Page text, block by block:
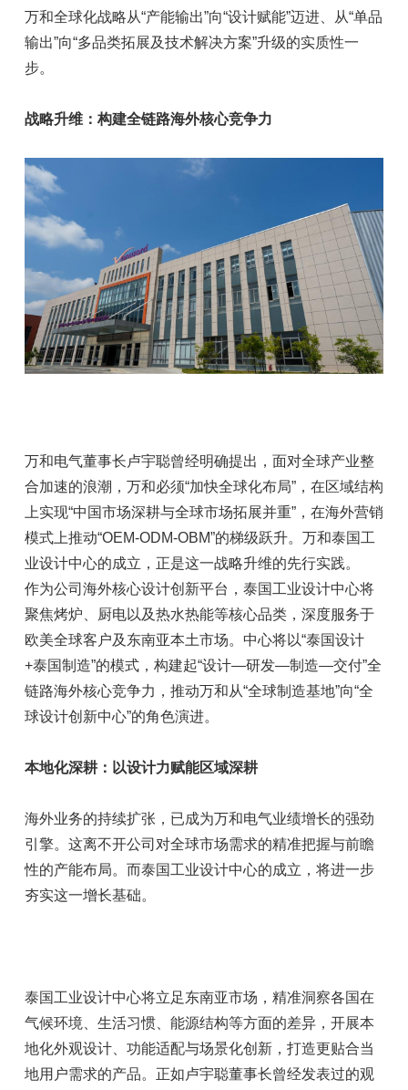
万和全球化战略从“产能输出”向“设计赋能”迈进、从“单品
输出”向“多品类拓展及技术解决方案”升级的实质性一
步。
战略升维：构建全链路海外核心竞争力
万和电气董事长卢宇聪曾经明确提出，面对全球产业整
合加速的浪潮，万和必须“加快全球化布局”，在区域结构
上实现“中国市场深耕与全球市场拓展并重”，在海外营销
模式上推动“OEM-ODM-OBM”的梯级跃升。万和泰国工
业设计中心的成立，正是这一战略升维的先行实践。
作为公司海外核心设计创新平台，泰国工业设计中心将
聚焦烤炉、厨电以及热水热能等核心品类，深度服务于
欧美全球客户及东南亚本土市场。中心将以“泰国设计
+泰国制造”的模式，构建起“设计—研发—制造—交付”全
链路海外核心竞争力，推动万和从“全球制造基地”向“全
球设计创新中心”的角色演进。
本地化深耕：以设计力赋能区域深耕
海外业务的持续扩张，已成为万和电气业绩增长的强劲
引擎。这离不开公司对全球市场需求的精准把握与前瞻
性的产能布局。而泰国工业设计中心的成立，将进一步
夯实这一增长基础。
泰国工业设计中心将立足东南亚市场，精准洞察各国在
气候环境、生活习惯、能源结构等方面的差异，开展本
地化外观设计、功能适配与场景化创新，打造更贴合当
地用户需求的产品。正如卢宇聪董事长曾经发表过的观